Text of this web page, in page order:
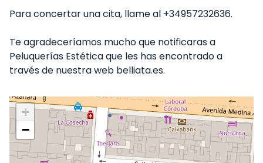
Para concertar una cita, llame al +34957232636.
Te agradeceríamos mucho que notificaras a
Peluquerías Estética que les has encontrado a
través de nuestra web belliata.es.
+
−